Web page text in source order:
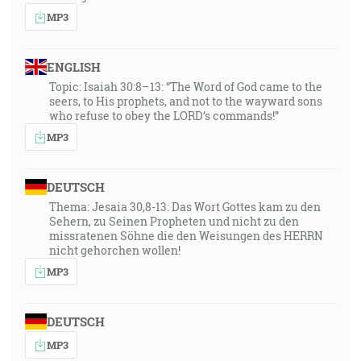
32:01
A on, to Slovo sa stalo telom a stánilo medzi nami, a
hľadeli sme na jeho slávu, na slávu jako
jednorodeného od Otca a bol plný milosti a pravdy. [Jn
1:14]
36:03
… takže môžeme smele hovoriť: Pán mi je
[Žd 13:6]
36:15
… nie zo skutkov spravedlivosti, ktoré by sme asi my
boli činili, ale podľa svojho milosrdenstva nás spasil
kúpeľom opätného splodenia a obnovením Svätého
38:05
MP3
ENGLISH
Topic: Isaiah 30:8–13: “The Word of God came to the
seers, to His prophets, and not to the wayward sons
who refuse to obey the LORD’s commands!”
MP3
DEUTSCH
Thema: Jesaia 30,8-13: Das Wort Gottes kam zu den
Sehern, zu Seinen Propheten und nicht zu den
missratenen Söhne die den Weisungen des HERRN
nicht gehorchen wollen!
MP3
DEUTSCH
MP3